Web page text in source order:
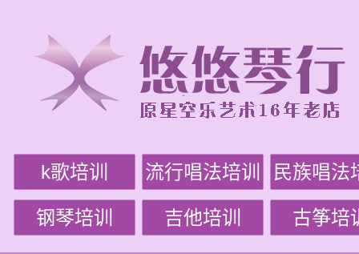
k歌培训 流行唱法培训 民族唱法
钢琴培训 吉他培训 古筝培